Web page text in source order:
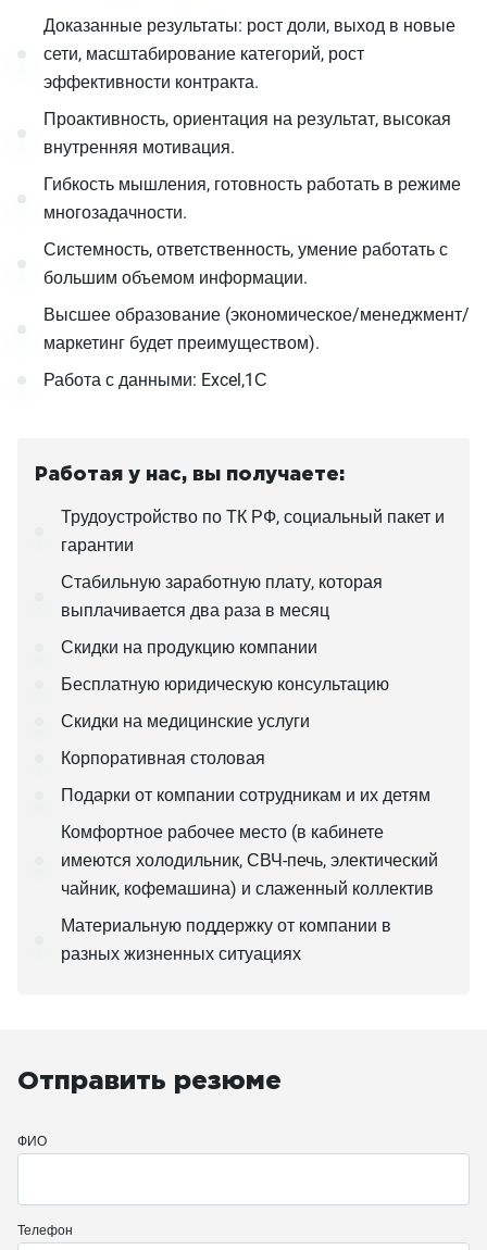
Доказанные результаты: рост доли, выход в новые
сети, масштабирование категорий, рост
эффективности контракта.
Проактивность, ориентация на результат, высокая
внутренняя мотивация.
Гибкость мышления, готовность работать в режиме
многозадачности.
Системность, ответственность, умение работать с
большим объемом информации.
Высшее образование (экономическое/менеджмент/
маркетинг будет преимуществом).
Работа с данными: Excel,1С
Работая у нас, вы получаете:
Трудоустройство по ТК РФ, социальный пакет и
гарантии
Стабильную заработную плату, которая
выплачивается два раза в месяц
Скидки на продукцию компании
Бесплатную юридическую консультацию
Скидки на медицинские услуги
Корпоративная столовая
Подарки от компании сотрудникам и их детям
Комфортное рабочее место (в кабинете
имеются холодильник, СВЧ-печь, электический
чайник, кофемашина) и слаженный коллектив
Материальную поддержку от компании в
разных жизненных ситуациях
Отправить резюме
ФИО
Телефон